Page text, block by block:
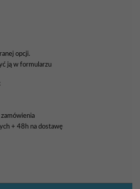
opcji.
ją w formularzu
+ 48h na dostawę